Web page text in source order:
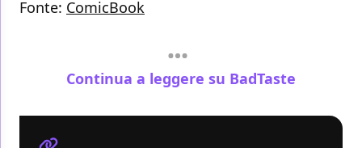
Fonte: ComicBook
Continua a leggere su BadTaste